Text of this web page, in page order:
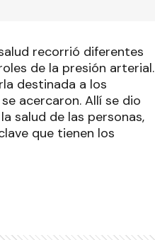
recorrió diferentes
de la presión arterial.
destinada a los
acercaron. Allí se dio
salud de las personas,
que tienen los